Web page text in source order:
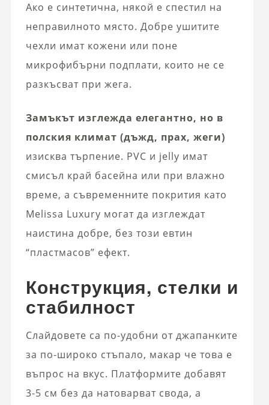
Ако е синтетична, някой е спестил на
неправилното място. Добре ушитите
чехли имат кожени или поне
микрофибърни подплати, които не се
разкъсват при жега.
Замъкът изглежда елегантно, но в
полския климат (дъжд, прах, жеги)
изисква търпение. PVC и jelly имат
смисъл край басейна или при влажно
време, а съвременните покрития като
Melissa Luxury могат да изглеждат
наистина добре, без този евтин
“пластмасов” ефект.
Конструкция, стелки и
стабилност
Слайдовете са по-удобни от джапанките
за по-широко стъпало, макар че това е
въпрос на вкус. Платформите добавят
3-5 см без да натоварват свода, а